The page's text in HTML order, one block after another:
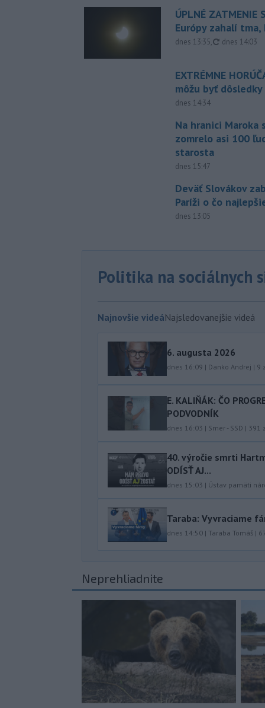
ÚPLNÉ ZATMENIE
Európy zahalí
dnes 13:35, aktualizované
dnes 14:03
EXTRÉMNE
môžu byť dôsledky
dnes 14:34
Na hranici Maroka
zomrelo asi 100
starosta
dnes 15:47
Deväť Slovákov
Paríži o čo
dnes 13:05
Politika na sociálnych
Najnovšie videáNajsledovanejšie videá
6. augusta 2026
dnes 16:09 | Danko Andrej | 9
E. KALIŇÁK: ČO
PODVODNÍK
dnes 16:03 | Smer - SSD | 391
40.⁠ ⁠výročie smrti
ODÍSŤ AJ...
dnes 15:03 | Ústav pamäti
Taraba: Vyvraciame
dnes 14:50 | Taraba Tomáš |
Neprehliadnite